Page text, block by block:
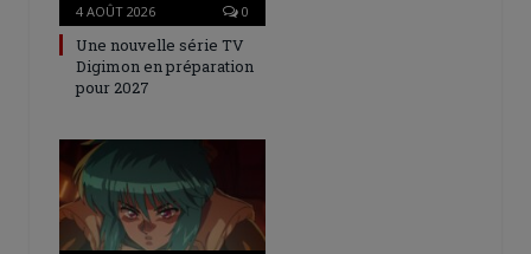
4 AOÛT 2026 0
Une nouvelle série TV
Digimon en préparation
pour 2027